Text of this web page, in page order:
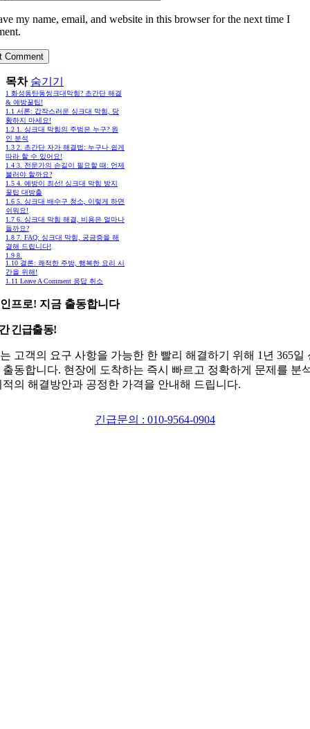
my name, email, and website in this browser for the next time I
목차 숨기기
1 화성동탄동씽크대막힘? 초간단 해결
& 예방꿀팁!
1.1 서론: 갑작스러운 싱크대 막힘, 당
황하지 마세요!
1.2 1. 싱크대 막힘의 주범은 누구? 원
인 분석
1.3 2. 초간단 자가 해결법: 누구나 쉽게
따라 할 수 있어요!
1.4 3. 전문가의 손길이 필요할 때: 언제
불러야 할까요?
1.5 4. 예방이 최선! 싱크대 막힘 방지
꿀팁 대방출
1.6 5. 싱크대 배수구 청소, 이렇게 하면
쉬워요!
1.7 6. 싱크대 막힘 해결, 비용은 얼마나
들까요?
1.8 7. FAQ: 싱크대 막힘, 궁금증을 해
결해 드립니다!
1.9 8.
1.10 결론: 쾌적한 주방, 행복한 요리 시
간을 위해!
1.11 Leave A Comment 응답 취소
프로! 지금 출동합니다
긴급출동!
고객의 요구 사항을 가능한 한 빨리 해결하기 위해 1년 365일
출동합니다. 현장에 도착하는 즉시 빠르고 정확하게 문제를 분
적의 해결방안과 공정한 가격을 안내해 드립니다.
긴급문의 : 010-9564-0904